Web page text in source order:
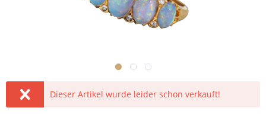
Dieser Artikel wurde leider schon verkauft!